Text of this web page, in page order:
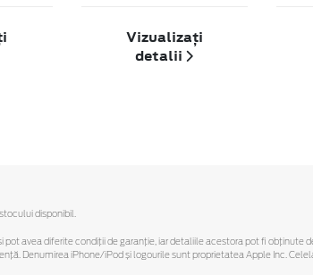
Vizualizați
detalii
disponibil.
avea diferite condiții de garanție, iar detaliile acestora pot fi
Denumirea iPhone/iPod și logourile sunt proprietatea Apple Inc.